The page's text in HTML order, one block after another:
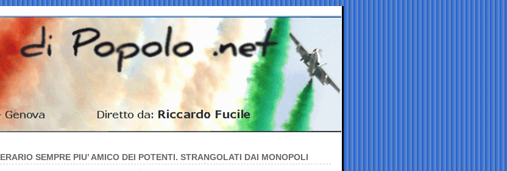
ERARIO SEMPRE PIU’ AMICO DEI POTENTI. STRANGOLATI DAI MONOPOLI